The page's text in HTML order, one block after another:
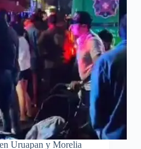
Uruapan y Morelia